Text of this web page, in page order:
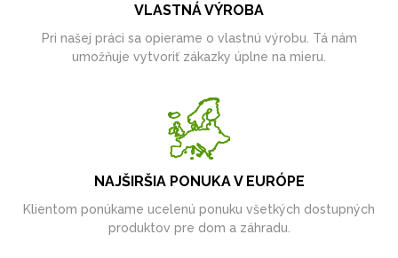
VLASTNÁ VÝROBA
Pri našej práci sa opierame o vlastnú výrobu. Tá nám
umožňuje vytvoriť zákazky úplne na mieru.
NAJŠIRŠIA PONUKA V EURÓPE
Klientom ponúkame ucelenú ponuku všetkých dostupných
produktov pre dom a záhradu.